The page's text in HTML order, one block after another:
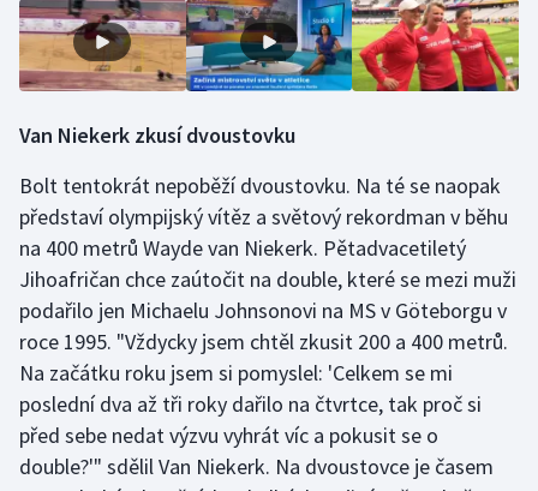
Triatlon
Veslování
Vodní slalom
Volejbal
Ostatní
Van Niekerk zkusí dvoustovku
Bolt tentokrát nepoběží dvoustovku. Na té se naopak
představí olympijský vítěz a světový rekordman v běhu
na 400 metrů Wayde van Niekerk. Pětadvacetiletý
Jihoafričan chce zaútočit na double, které se mezi muži
podařilo jen Michaelu Johnsonovi na MS v Göteborgu v
roce 1995. "Vždycky jsem chtěl zkusit 200 a 400 metrů.
Na začátku roku jsem si pomyslel: 'Celkem se mi
poslední dva až tři roky dařilo na čtvrtce, tak proč si
před sebe nedat výzvu vyhrát víc a pokusit se o
double?'" sdělil Van Niekerk. Na dvoustovce je časem